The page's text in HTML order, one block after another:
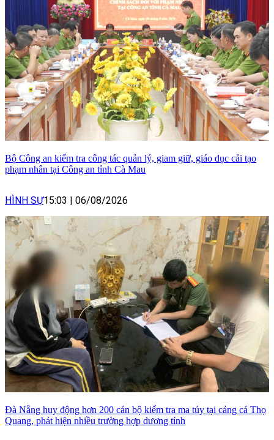
Bộ Công an kiểm tra công tác quản lý, giam giữ, giáo dục cải tạo
phạm nhân tại Công an tỉnh Cà Mau
HÌNH SỰ15:03 | 06/08/2026
Đà Nẵng huy động hơn 200 cán bộ kiểm tra ma túy tại cảng cá Thọ
Quang, phát hiện nhiều trường hợp dương tính